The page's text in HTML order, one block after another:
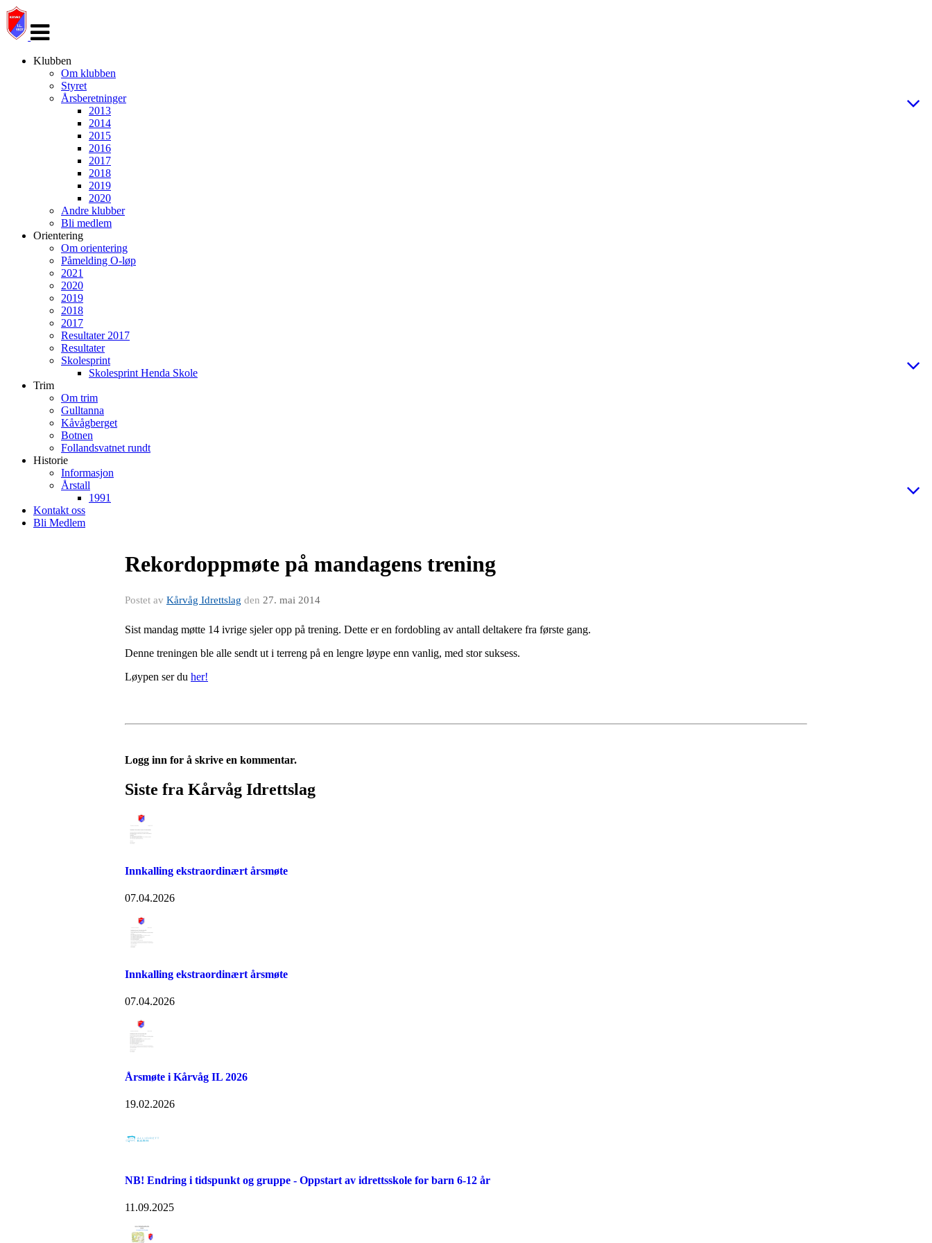
navigasjon
Klubben
Om klubben
Styret
Årsberetninger
2013
2014
2015
2016
2017
2018
2019
2020
Andre klubber
Bli medlem
Orientering
Om orientering
Påmelding O-løp
2021
2020
2019
2018
2017
Resultater 2017
Resultater
Skolesprint
Skolesprint Henda Skole
Trim
Om trim
Gulltanna
Kåvågberget
Botnen
Follandsvatnet rundt
Historie
Informasjon
Årstall
1991
Kontakt oss
Bli Medlem
Rekordoppmøte på mandagens trening
Postet av Kårvåg Idrettslag den 27. mai 2014
Sist mandag møtte 14 ivrige sjeler opp på trening. Dette er en fordobling av antall deltakere fra første gang.
Denne treningen ble alle sendt ut i terreng på en lengre løype enn vanlig, med stor suksess.
Løypen ser du her!
Logg inn for å skrive en kommentar.
Siste fra Kårvåg Idrettslag
Innkalling ekstraordinært årsmøte
07.04.2026
Innkalling ekstraordinært årsmøte
07.04.2026
Årsmøte i Kårvåg IL 2026
19.02.2026
NB! Endring i tidspunkt og gruppe - Oppstart av idrettsskole for barn 6-12 år
11.09.2025